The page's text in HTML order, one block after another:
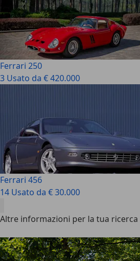
Ferrari 250
3 Usato da € 420.000
Ferrari 456
14 Usato da € 30.000
Altre informazioni per la tua ricerca